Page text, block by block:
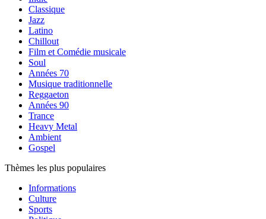
Classique
Jazz
Latino
Chillout
Film et Comédie musicale
Soul
Années 70
Musique traditionnelle
Reggaeton
Années 90
Trance
Heavy Metal
Ambient
Gospel
Thèmes les plus populaires
Informations
Culture
Sports